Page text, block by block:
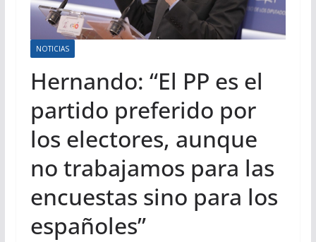
NOTICIAS
Hernando: “El PP es el
partido preferido por
los electores, aunque
no trabajamos para las
encuestas sino para los
españoles”